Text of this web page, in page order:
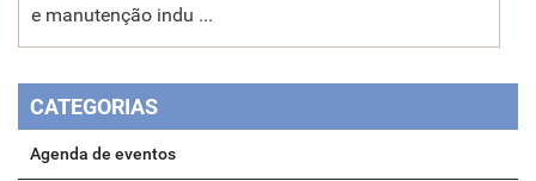
e manutenção indu ...
CATEGORIAS
Agenda de eventos